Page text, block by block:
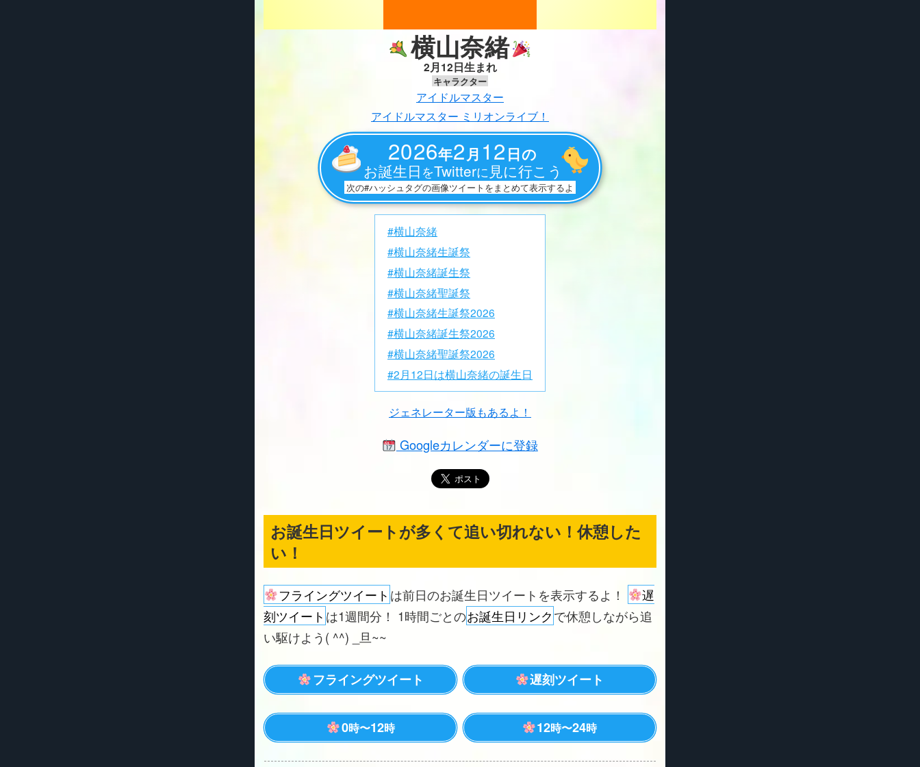
横山奈緒
2月12日生まれ
キャラクター
アイドルマスター
アイドルマスター ミリオンライブ！
2026年2月 12 日の
お誕生日をTwitterに見に行こう
次の#ハッシュタグの画像ツイートをまとめて表示するよ
#横山奈緒
#横山奈緒生誕祭
#横山奈緒誕生祭
#横山奈緒聖誕祭
#横山奈緒生誕祭2026
#横山奈緒誕生祭2026
#横山奈緒聖誕祭2026
#2月12日は横山奈緒の誕生日
ジェネレーター版もあるよ！
Googleカレンダーに登録
お誕生日ツイートが多くて追い切れない！休憩した
い！
フライングツイート は前日のお誕生日ツイートを表示するよ！
遅
刻ツイート は1週間分！ 1時間ごとのお誕生日リンクで休憩しながら追
い駆けよう( ^^) _旦~~
フライングツイート 遅刻ツイート
0時〜12時 12時〜24時